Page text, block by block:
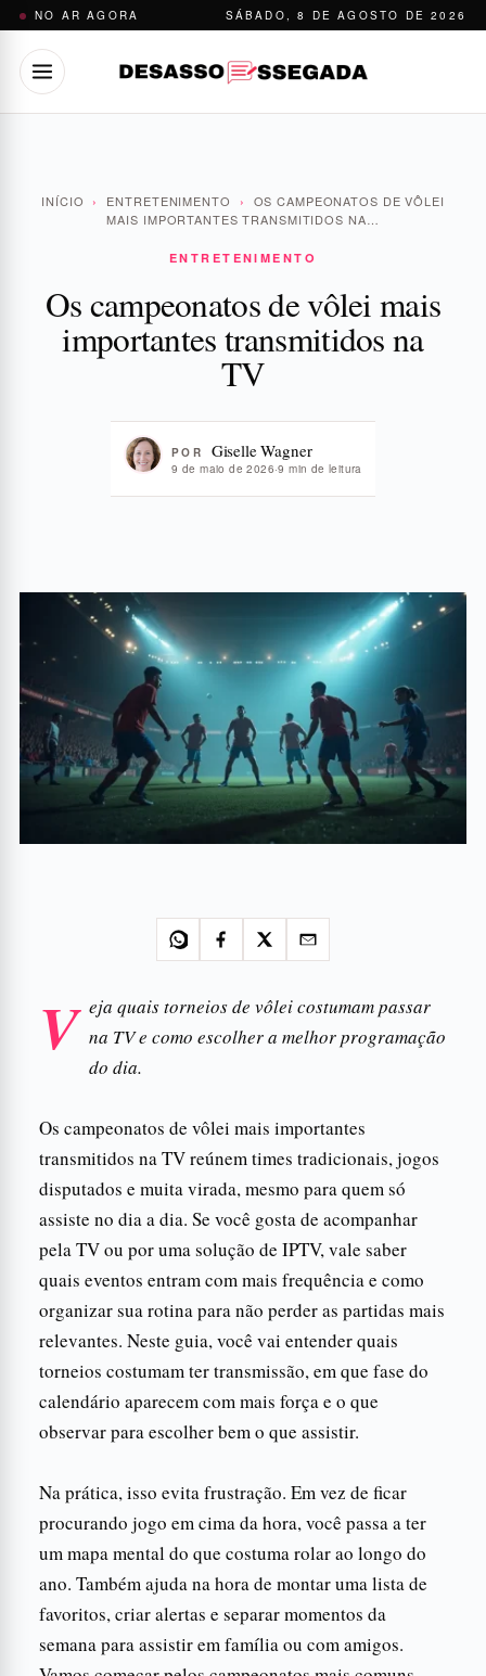
Pular
conteúdo
NO AR AGORA SÁBADO, 8 DE AGOSTO DE 2026
INÍCIO › ENTRETENIMENTO ›
OS CAMPEONATOS DE VÔLEI
MAIS IMPORTANTES TRANSMITIDOS NA…
ENTRETENIMENTO
Os campeonatos de vôlei mais
importantes transmitidos na
TV
POR Giselle Wagner
9 de maio de 2026·9 min de leitura
V eja quais torneios de vôlei costumam passar
na TV e como escolher a melhor programação
do dia.
Os campeonatos de vôlei mais importantes
transmitidos na TV reúnem times tradicionais, jogos
disputados e muita virada, mesmo para quem só
assiste no dia a dia. Se você gosta de acompanhar
pela TV ou por uma solução de IPTV, vale saber
quais eventos entram com mais frequência e como
organizar sua rotina para não perder as partidas mais
relevantes. Neste guia, você vai entender quais
torneios costumam ter transmissão, em que fase do
calendário aparecem com mais força e o que
observar para escolher bem o que assistir.
Na prática, isso evita frustração. Em vez de ficar
procurando jogo em cima da hora, você passa a ter
um mapa mental do que costuma rolar ao longo do
ano. Também ajuda na hora de montar uma lista de
favoritos, criar alertas e separar momentos da
semana para assistir em família ou com amigos.